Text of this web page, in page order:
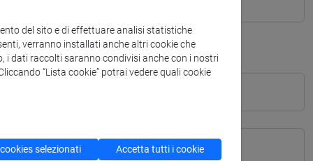
del sito e di effettuare analisi statistiche
verranno installati anche altri cookie che
i dati raccolti saranno condivisi anche con i nostri
“Lista cookie” potrai vedere quali cookie
selezionati Accetta tutti i cookie